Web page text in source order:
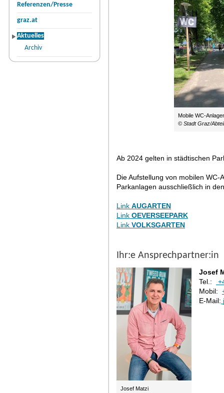
Referenzen/Presse
graz.at
Aktuelles
Archiv
Mobile WC-
© Stadt Graz/
Ab 2024 gelten in städtischen
Die Aufstellung von mobilen
Parkanlagen ausschließlich in
Link AUGARTEN
Link OEVERSEEPARK
Link VOLKSGARTEN
Ihr:e Ansprechpartner:in
Josef Matzi
Josef
Tel.:
Mobil:
E-Mail: